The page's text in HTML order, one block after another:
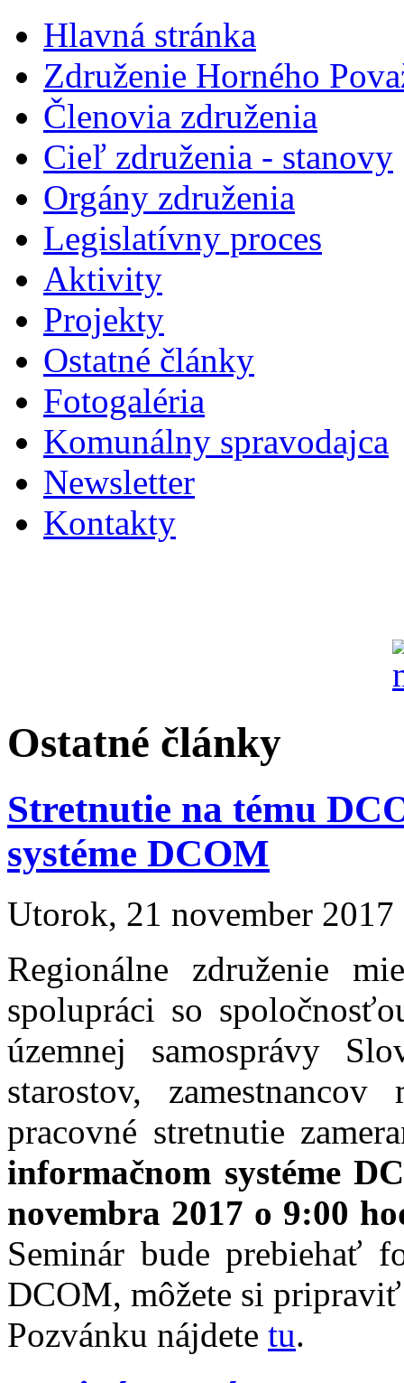
Hlavná stránka
Združenie Horného
Členovia združenia
Cieľ združenia - stanovy
Orgány združenia
Legislatí­vny proces
Aktivity
Projekty
Ostatné články
Fotogaléria
Komunálny spravodajca
Newsletter
Kontakty
Ostatné články
Stretnutie na tému
systéme DCOM
Utorok, 21 november 2017
Regionálne združenie
spolupráci so
územnej samosprávy
starostov,
pracovné stretnutie
informačnom systéme
novembra 2017 o 9:00
Seminár bude prebiehať
DCOM, môžete si
Pozvánku nájdete tu.